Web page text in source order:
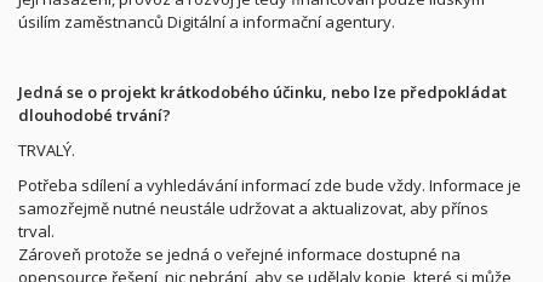
úsilím zaměstnanců Digitální a informační agentury.
Jedná se o projekt krátkodobého účinku, nebo lze předpokládat
dlouhodobé trvání?
TRVALÝ.
Potřeba sdílení a vyhledávání informací zde bude vždy. Informace je
samozřejmě nutné neustále udržovat a aktualizovat, aby přínos
trval.
Zároveň protože se jedná o veřejné informace dostupné na
opensource řešení, nic nebrání, aby se udělaly kopie, které si může